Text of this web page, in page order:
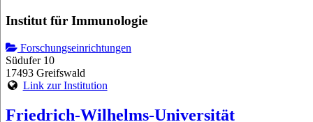
Institut für Immunologie
Forschungseinrichtungen
Südufer 10
17493 Greifswald
Link zur Institution
Friedrich-Wilhelms-Universität